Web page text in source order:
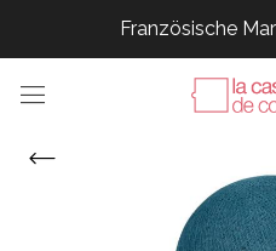
Französische
Französische
Französische